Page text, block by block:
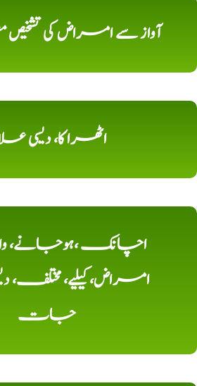
آواز سے امراض کی
اٹھرا کا، دیسی
اچانک ،ہوجانے،
امراض، کیلیے، مختلف،
جات